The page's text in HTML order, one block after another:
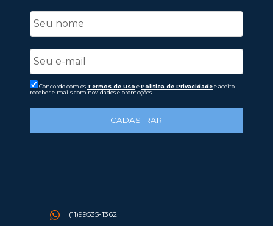
Concordo com os Termos de uso ePolitica de Privacidadee aceito
receber e-mails com novidades e promoções.
CADASTRAR
(11)99535-1362